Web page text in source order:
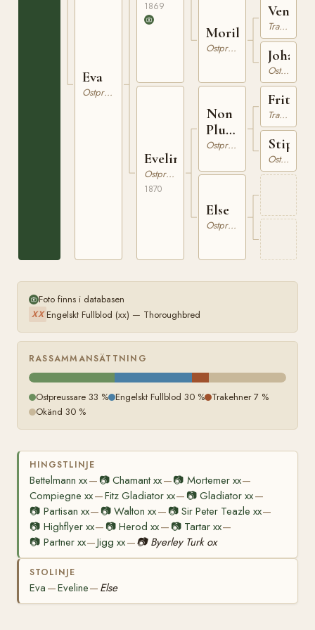
Eva
Ostpreussare
1869
Eveline
Ostpreussare
1870
Morilles
Ostpreussare
Non
Plus
Ultra
Ostpreussare
Else
Ostpreussare
Trakehner
Johanne
Ostpreussare
Fritter
Trakehner
Ostpreussare
Foto finns i databasen
XX Engelskt Fullblod (xx) — Thoroughbred
RASSAMMANSÄTTNING
Ostpreussare 33 % Engelskt Fullblod 30 % Trakehner 7 %
Okänd 30 %
HINGSTLINJE
Bettelmann xx— 📷Chamant xx—📷 Mortemer xx—
Compiegne xx—Fitz Gladiator xx— 📷Gladiator xx—
📷 Partisan xx— 📷Walton xx— 📷 Sir Peter Teazle xx—
📷 Highflyer xx— 📷Herod xx— 📷 Tartar xx—
📷 Partner xx—Jigg xx—📷 Byerley Turk ox
STOLINJE
Eva —Eveline— Else